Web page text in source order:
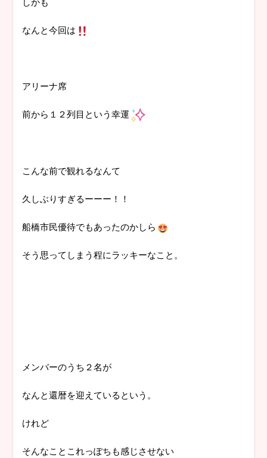
なんと今回は
アリーナ席
前から１２列目という幸運
こんな前で観れるなんて
久しぶりすぎるーーー！！
船橋市民優待でもあったのかしら
そう思ってしまう程にラッキーなこと。
メンバーのうち２名が
なんと還暦を迎えているという。
けれど
そんなことこれっぽちも感じさせない